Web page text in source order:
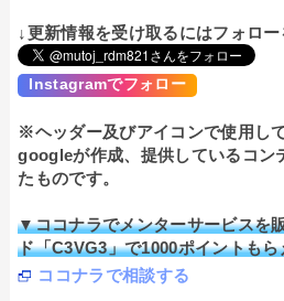
↓更新情報を受け取るにはフォロー
Instagramでフォロー
※ヘッダー及びアイコンで使用し
googleが作成、提供しているコン
たものです。
▼ココナラでメンターサービスを
ド「C3VG3」で1000ポイントもら
ココナラで相談する